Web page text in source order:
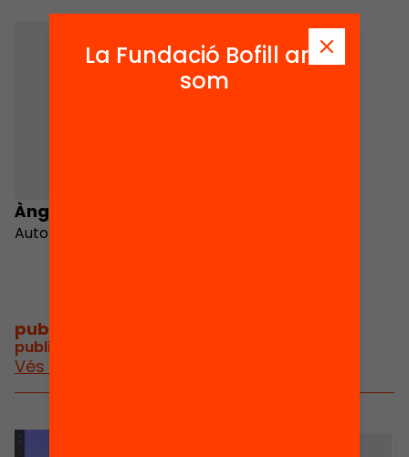
Àngel Gil Estallo
Autor
publicacions i vídeos
publicacions i vídeos relacionats
Vés a publicacions i vídeos
La Fundació Bofill ara
som